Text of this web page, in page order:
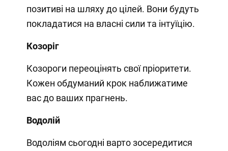
позитиві на шляху до цілей. Вони будуть
покладатися на власні сили та інтуїцію.
Козоріг
Козороги переоцінять свої пріоритети.
Кожен обдуманий крок наближатиме
вас до ваших прагнень.
Водолій
Водоліям сьогодні варто зосередитися